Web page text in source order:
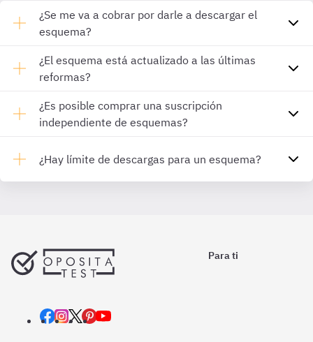
¿Se me va a cobrar por darle a descargar el
esquema?
¿El esquema está actualizado a las últimas
reformas?
¿Es posible comprar una suscripción
independiente de esquemas?
¿Hay límite de descargas para un esquema?
Para ti